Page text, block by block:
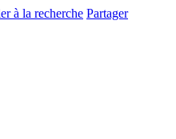
à la recherche Partager